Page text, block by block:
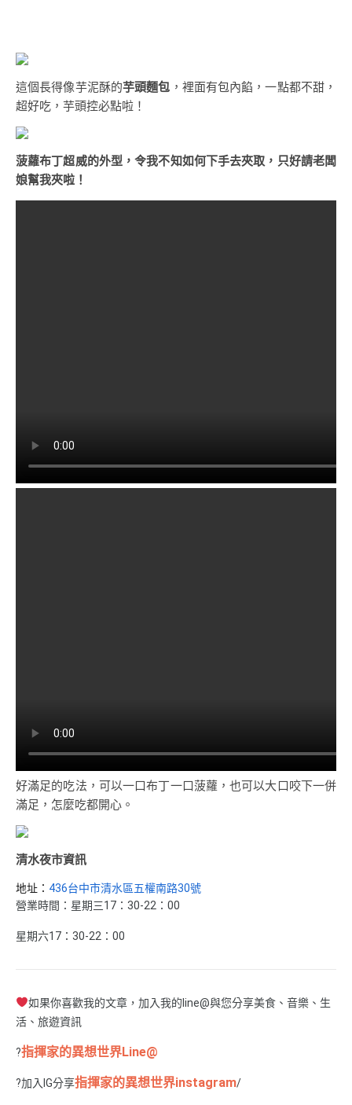
這個長得像芋泥酥的芋頭麵包 ，裡面有包內餡，一點都不甜，
超好吃，芋頭控必點啦！
菠蘿布丁超威的外型，令我不知如何下手去夾取，只好請老闆
娘幫我夾啦！
好滿足的吃法，可以一口布丁一口菠蘿，也可以大口咬下一併
滿足，怎麼吃都開心。
清水夜市資訊
地址： 436台中市清水區五權南路30號
營業時間：星期三17：30-22：00
星期六17：30-22：00
如果你喜歡我的文章，加入我的line@與您分享美食、音樂、生
活、旅遊資訊
?指揮家的異想世界Line@
?加入IG分享指揮家的異想世界instagram/